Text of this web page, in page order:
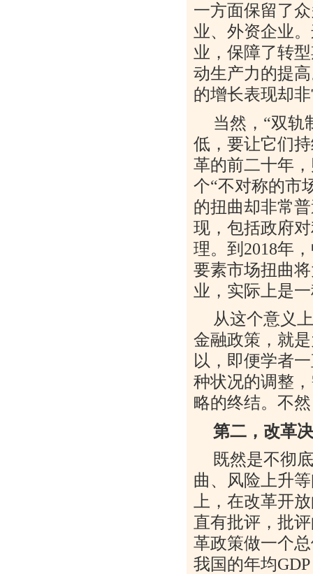
一方面保留了
业、外资企业
业，保障了转
动生产力的提
的增长表现却
当然， “双轨
低，要让它们
革的前二十年
个“不对称的市
的扭曲却非常
现，包括政府
理。到 2018年
要素市场扭曲
业，实际上是
从这个意义
金融政策，就
以，即便学者
种状况的调整
略的终结。不
第二，改革
既然是不彻
曲、风险上升
上，在改革开
直有批评，批
革政策做一个
我国的年均GDP